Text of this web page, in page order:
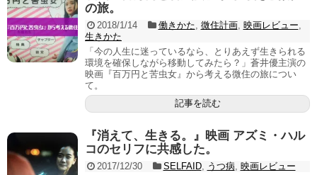
の旅。
2018/1/14 働きかた, 微住計画, 映画レビュー,
生きかた
「今の人生に迷っているなら、とりあえず生きられる
環境を確保しながら移動してみたら？」蒼井優主演の
映画『百万円と苦虫女』から考える微住の旅につい
て。
記事を読む
『消えて、生きる。』映画 アズミ・ハル
コのセリフに共感した。
2017/12/30 SELFAID, うつ病, 映画レビュー